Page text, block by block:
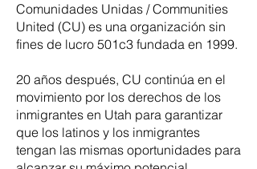
Comunidades Unidas / Communities
United (CU) es una organización sin
fines de lucro 501c3 fundada en 1999.
20 años después, CU continúa en el
movimiento por los derechos de los
inmigrantes en Utah para garantizar
que los latinos y los inmigrantes
tengan las mismas oportunidades para